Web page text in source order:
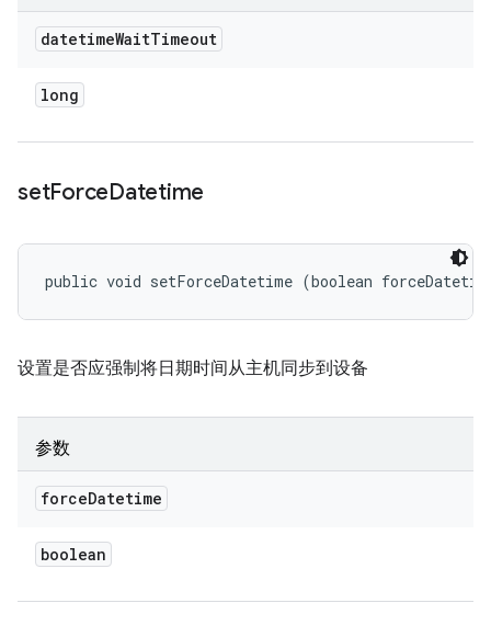
datetimeWaitTimeout
long
setForceDatetime
public void setForceDatetime (boolean
设置是否应强制将日期时间从主机同步到设备
参数
forceDatetime
boolean